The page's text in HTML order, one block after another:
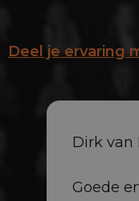
Deel je ervaring
Dirk van
Goede